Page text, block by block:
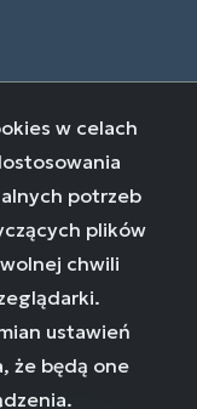
w celach
potrzeb
plików
chwili
ustawień
że będą one